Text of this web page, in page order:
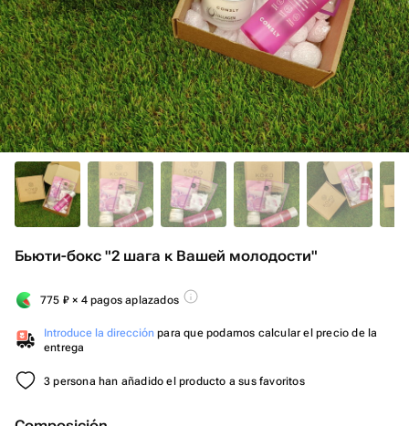
Бьюти-бокс "2 шага к Вашей молодости"
775 ₽ × 4 pagos aplazados
Introduce la dirección para que podamos calcular el precio de la
entrega
3 persona han añadido el producto a sus favoritos